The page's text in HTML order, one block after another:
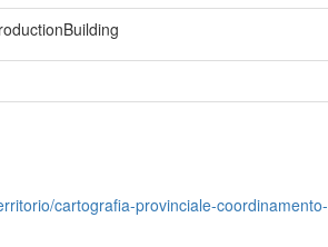
cartografia-provinciale-coordinamento-